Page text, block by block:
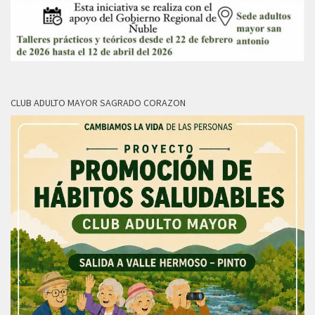
CLUB ADULTO MAYOR SAGRADO CORAZON